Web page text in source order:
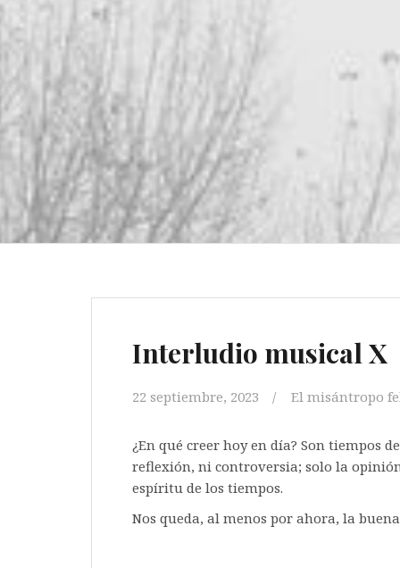
Interludio musical X
22 septiembre, 2023 El misántropo
¿En qué creer hoy en día? Son tiempos
reflexión, ni controversia; solo la
espíritu de los tiempos.
Nos queda, al menos por ahora, la